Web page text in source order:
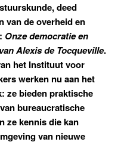
deed
van de overheid en
Onze democratie en
Alexis de Tocqueville.
het Instituut voor
werken nu aan het
ze bieden praktische
bureaucratische
ze kennis die kan
van nieuwe